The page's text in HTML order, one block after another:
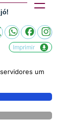
Imprimir
um